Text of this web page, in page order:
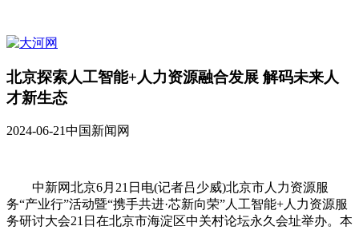
北京探索人工智能+人力资源融合发展 解码未来人
才新生态
2024-06-21中国新闻网
中新网北京6月21日电(记者吕少威)北京市人力资源服
务“产业行”活动暨“携手共进·芯新向荣”人工智能+人力资源服
务研讨大会21日在北京市海淀区中关村论坛永久会址举办。本